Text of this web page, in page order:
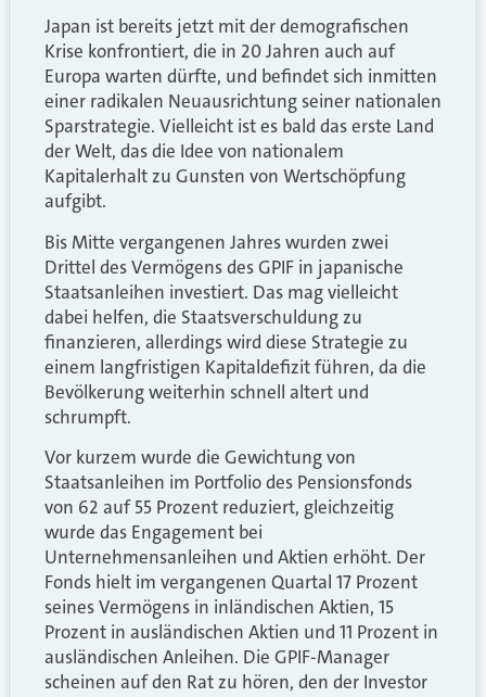
Japan ist bereits jetzt mit der demografischen
Krise konfrontiert, die in 20 Jahren auch auf
Europa warten dürfte, und befindet sich inmitten
einer radikalen Neuausrichtung seiner nationalen
Sparstrategie. Vielleicht ist es bald das erste Land
der Welt, das die Idee von nationalem
Kapitalerhalt zu Gunsten von Wertschöpfung
aufgibt.
Bis Mitte vergangenen Jahres wurden zwei
Drittel des Vermögens des GPIF in japanische
Staatsanleihen investiert. Das mag vielleicht
dabei helfen, die Staatsverschuldung zu
finanzieren, allerdings wird diese Strategie zu
einem langfristigen Kapitaldefizit führen, da die
Bevölkerung weiterhin schnell altert und
schrumpft.
Vor kurzem wurde die Gewichtung von
Staatsanleihen im Portfolio des Pensionsfonds
von 62 auf 55 Prozent reduziert, gleichzeitig
wurde das Engagement bei
Unternehmensanleihen und Aktien erhöht. Der
Fonds hielt im vergangenen Quartal 17 Prozent
seines Vermögens in inländischen Aktien, 15
Prozent in ausländischen Aktien und 11 Prozent in
ausländischen Anleihen. Die GPIF-Manager
scheinen auf den Rat zu hören, den der Investor